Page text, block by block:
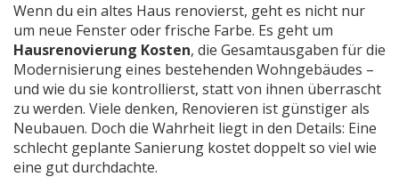
Wenn du ein altes Haus renovierst, geht es nicht nur
um neue Fenster oder frische Farbe. Es geht um
Hausrenovierung Kosten, die Gesamtausgaben für die
Modernisierung eines bestehenden Wohngebäudes –
und wie du sie kontrollierst, statt von ihnen überrascht
zu werden. Viele denken, Renovieren ist günstiger als
Neubauen. Doch die Wahrheit liegt in den Details: Eine
schlecht geplante Sanierung kostet doppelt so viel wie
eine gut durchdachte.